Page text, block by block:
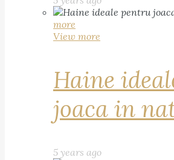
more
View more
Haine
joaca in
5 years ago